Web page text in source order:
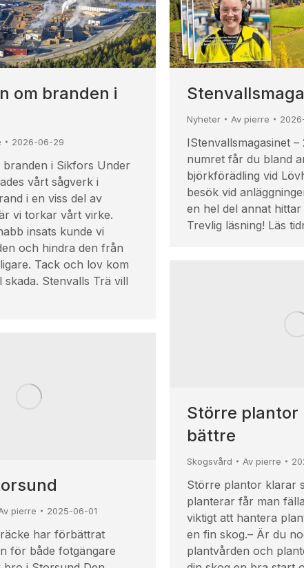
om branden i
2026-06-29
i Sikfors Under
vårt sågverk i
i en viss del av
vi torkar vårt virke.
insats kunde vi
och hindra den från
Tack och lov kom
Stenvalls Trä vill
Nyheter Av pierre
IStenvallsmagasinet
numret får du bland
björkförädling vid
besök vid
en hel del annat
Trevlig läsning! Läs
Större plantor
bättre
Skogsvård Av pierre
Större plantor klarar
planterar får man
viktigt att hantera
en fin skog.– Är du
plantvården och
pierre 2025-06-01
har förbättrat
för både fotgängare